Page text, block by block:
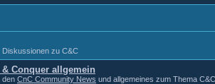
Diskussionen zu C&C
Conquer allgemein
den CnC Community News und allgemeines zum Thema